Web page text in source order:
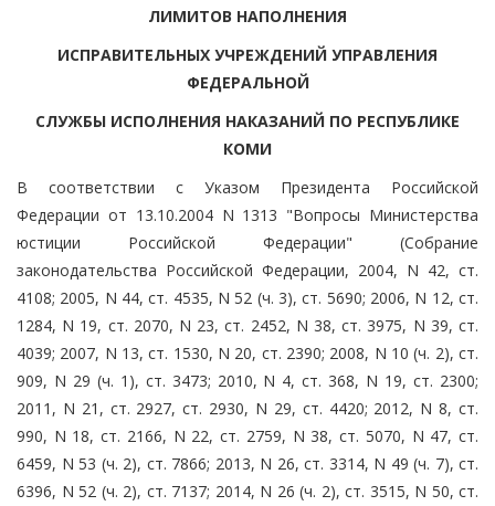
ЛИМИТОВ НАПОЛНЕНИЯ
ИСПРАВИТЕЛЬНЫХ УЧРЕЖДЕНИЙ УПРАВЛЕНИЯ
ФЕДЕРАЛЬНОЙ
СЛУЖБЫ ИСПОЛНЕНИЯ НАКАЗАНИЙ ПО РЕСПУБЛИКЕ
КОМИ
В соответствии с Указом Президента Российской
Федерации от 13.10.2004 N 1313 "Вопросы Министерства
юстиции Российской Федерации" (Собрание
законодательства Российской Федерации, 2004, N 42, ст.
4108; 2005, N 44, ст. 4535, N 52 (ч. 3), ст. 5690; 2006, N 12, ст.
1284, N 19, ст. 2070, N 23, ст. 2452, N 38, ст. 3975, N 39, ст.
4039; 2007, N 13, ст. 1530, N 20, ст. 2390; 2008, N 10 (ч. 2), ст.
909, N 29 (ч. 1), ст. 3473; 2010, N 4, ст. 368, N 19, ст. 2300;
2011, N 21, ст. 2927, ст. 2930, N 29, ст. 4420; 2012, N 8, ст.
990, N 18, ст. 2166, N 22, ст. 2759, N 38, ст. 5070, N 47, ст.
6459, N 53 (ч. 2), ст. 7866; 2013, N 26, ст. 3314, N 49 (ч. 7), ст.
6396, N 52 (ч. 2), ст. 7137; 2014, N 26 (ч. 2), ст. 3515, N 50, ст.